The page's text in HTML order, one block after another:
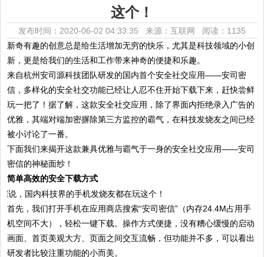
这个！
发布时间：2020-06-02 04:33:35 来源：互联网 阅读：1135
新奇有趣的创意总是给生活增加无穷的快乐，尤其是科技领域的小创
新，更是给我们的生活和工作带来神奇的便捷和乐趣。
来自杭州安司源科技团队研发的国内首个安全社交应用——安司密
信，多样化的安全社交功能已经让人忍不住开始下载下来，赶快尝鲜
玩一把了！据了解，这款安全社交应用，除了界面内拒绝录入广告的
优雅，其端对端加密摒除第三方监控的霸气，在科技发烧友之间已经
被小讨论了一番。
下面我们来揭开这款兼具优雅与霸气于一身的安全社交应用——安司
密信的神秘面纱！
简单高效的安全下载方式
首先，我们打开手机在应用商店搜索“安司密信”（内存24.4M占用手
机空间不大），轻松一键下载。操作方式便捷，没有糟心缓慢的启动
画面、首页美观大方、页面之间交互流畅，但功能并不多，可以看出
研发者比较注重功能的小而美。